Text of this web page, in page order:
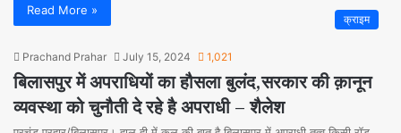
Read More »
क्राइम
Prachand Prahar July 15, 2024 1,021
बिलासपुर में अपराधियों का हौसला बुलंद,सरकार की क़ानून
व्यवस्था को चुनौती दे रहे है अपराधी – शैलेश